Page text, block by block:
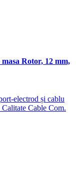
masa Rotor, 12 mm,
electrod și cablu
Cable Com.